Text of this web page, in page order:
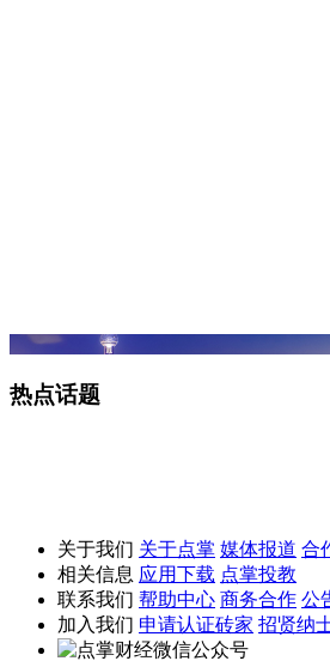
热点话题
关于我们 关于点掌 媒体报道 合
相关信息 应用下载 点掌投教
联系我们 帮助中心 商务合作 公
加入我们 申请认证砖家 招贤纳